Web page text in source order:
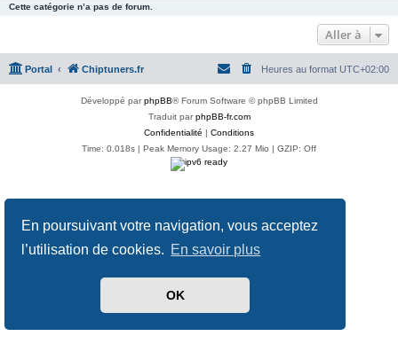
En poursuivant votre navigation, vous acceptez
l’utilisation de cookies. En savoir plus
OK
Cette catégorie n’a pas de forum.
Aller à
Portal Chiptuners.fr Heures au format UTC+02:00
Développé parphpBB® Forum Software © phpBB Limited
Traduit parphpBB-fr.com
Confidentialité | Conditions
Time: 0.018s | Peak Memory Usage: 2.27 Mio | GZIP: Off